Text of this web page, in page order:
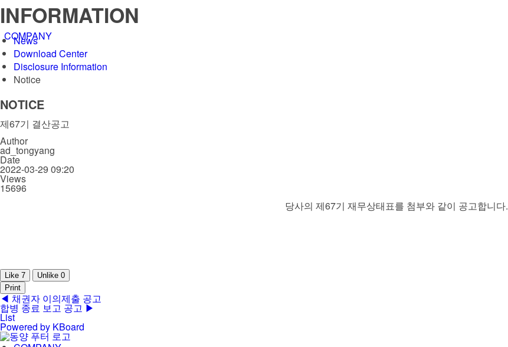
COMPANY
INFORMATION
News
Download Center
Disclosure Information
Notice
NOTICE
제67기 결산공고
Author
ad_tongyang
Date
2022-03-29 09:20
Views
15696
당사의 제67기 재무상태표를 첨부와 같이 공고합니다.
Like 7 Unlike 0
Print
◀채권자 이의제출 공고
합병 종료 보고 공고 ▶
List
Powered by KBoard